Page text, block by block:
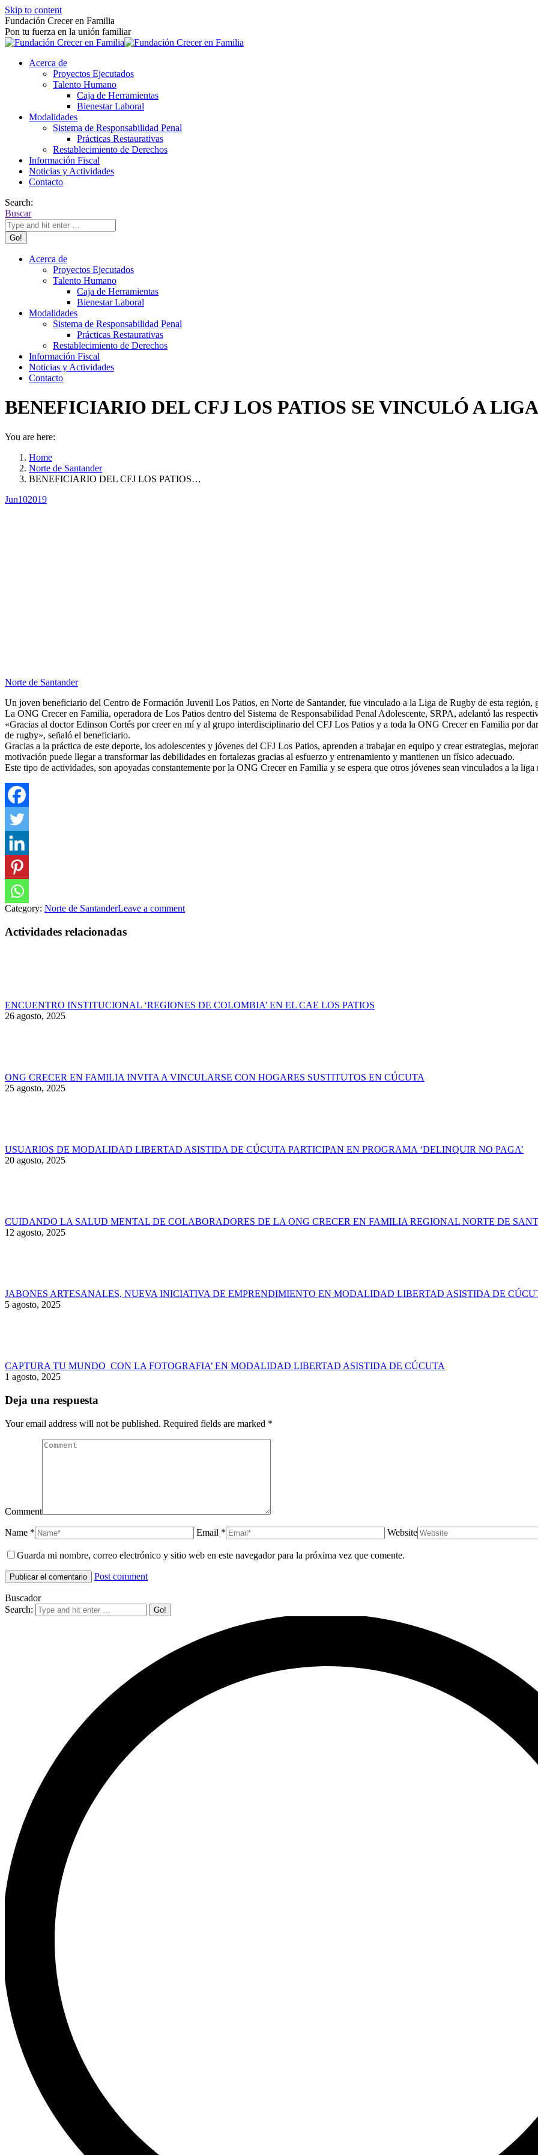
Skip to content
Fundación Crecer en Familia
Pon tu fuerza en la unión familiar
Acerca de
Proyectos Ejecutados
Talento Humano
Caja de Herramientas
Bienestar Laboral
Modalidades
Sistema de Responsabilidad Penal
Prácticas Restaurativas
Restablecimiento de Derechos
Información Fiscal
Noticias y Actividades
Contacto
Search:
Buscar
Acerca de
Proyectos Ejecutados
Talento Humano
Caja de Herramientas
Bienestar Laboral
Modalidades
Sistema de Responsabilidad Penal
Prácticas Restaurativas
Restablecimiento de Derechos
Información Fiscal
Noticias y Actividades
Contacto
BENEFICIARIO DEL CFJ LOS PATIOS SE VINCULÓ A
You are here:
Home
Norte de Santander
BENEFICIARIO DEL CFJ LOS PATIOS…
Jun102019
Norte de Santander
Un joven beneficiario del Centro de Formación Juvenil Los Patios, en Norte de Santander, fue vinculado a la Liga de Rugby de esta región,
La ONG Crecer en Familia, operadora de Los Patios dentro del Sistema de Responsabilidad Penal Adolescente, SRPA, adelantó las
«Gracias al doctor Edinson Cortés por creer en mí y al grupo interdisciplinario del CFJ Los Patios y a toda la ONG Crecer en Familia por
de rugby», señaló el beneficiario.
Gracias a la práctica de este deporte, los adolescentes y jóvenes del CFJ Los Patios, aprenden a trabajar en equipo y crear estrategias,
motivación puede llegar a transformar las debilidades en fortalezas gracias al esfuerzo y entrenamiento y mantienen un físico adecuado.
Este tipo de actividades, son apoyadas constantemente por la ONG Crecer en Familia y se espera que otros jóvenes sean vinculados a la liga
Category: Norte de SantanderLeave a comment
Actividades relacionadas
ENCUENTRO INSTITUCIONAL ‘REGIONES DE COLOMBIA’ EN EL CAE LOS PATIOS
26 agosto, 2025
ONG CRECER EN FAMILIA INVITA A VINCULARSE CON HOGARES SUSTITUTOS EN CÚCUTA
25 agosto, 2025
USUARIOS DE MODALIDAD LIBERTAD ASISTIDA DE CÚCUTA PARTICIPAN EN PROGRAMA ‘DELINQUIR NO PAGA’
20 agosto, 2025
CUIDANDO LA SALUD MENTAL DE COLABORADORES DE LA ONG CRECER EN FAMILIA REGIONAL NORTE DE
12 agosto, 2025
JABONES ARTESANALES, NUEVA INICIATIVA DE EMPRENDIMIENTO EN MODALIDAD LIBERTAD ASISTIDA DE
5 agosto, 2025
CAPTURA TU MUNDO CON LA FOTOGRAFIA’ EN MODALIDAD LIBERTAD ASISTIDA DE CÚCUTA
1 agosto, 2025
Deja una respuesta
Your email address will not be published. Required fields are marked *
Comment
Name * Email * Website
Guarda mi nombre, correo electrónico y sitio web en este navegador para la próxima vez que comente.
Post comment
Buscador
Search: